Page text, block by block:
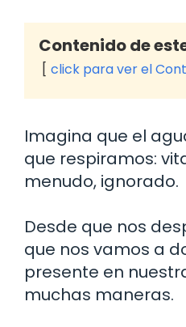
Contenido de
click para ver el
Imagina que el
que respiramos:
menudo, ignorado.
Desde que nos
que nos vamos a
presente en
muchas maneras.